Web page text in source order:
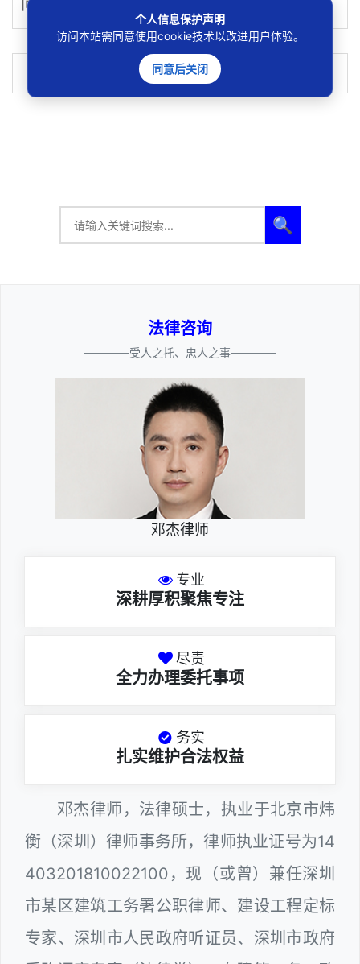
问题。
“实际施工人”身份辨析
🔍
法律咨询
————受人之托、忠人之事————
邓杰律师
专业
深耕厚积聚焦专注
尽责
全力办理委托事项
务实
扎实维护合法权益
邓杰律师，法律硕士，执业于北京市炜
衡（深圳）律师事务所，律师执业证号为14
403201810022100，现（或曾）兼任深圳
市某区建筑工务署公职律师、建设工程定标
专家、深圳市人民政府听证员、深圳市政府
个人信息保护声明
访问本站需同意使用cookie技术以改进用户体验。
同意后关闭